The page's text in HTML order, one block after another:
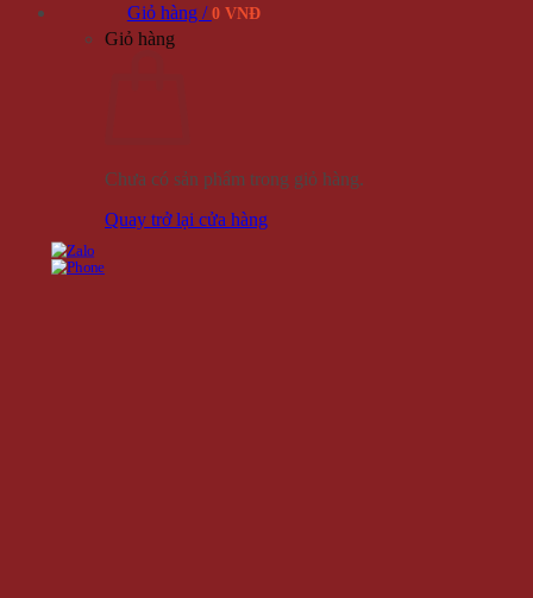
Giỏ hàng / 0 VNĐ
Giỏ hàng
Chưa có sản phẩm trong giỏ hàng.
Quay trở lại cửa hàng